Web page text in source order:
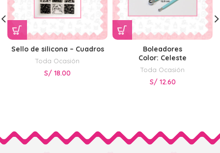
Sello de silicona – Cuadros
Toda Ocasión
S/ 18.00
Boleadores
Color: Celeste
Toda Ocasión
S/ 12.60